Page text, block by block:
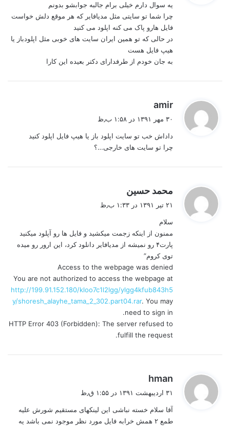
:
یه سوال دارم خیلی برام جالبه جوابشو بدونم
چرا شما تو سایتی مثل مدیافایر که هر موقع دلش خواست
فایل هارو پاک می کنه اپلود می کنید
در حالی که تو همین ایران سایت های خوبی مثل اپلودباز یا
هیپ فایل هست
به جان خودم از طرفدارای دکتر بعیده این کارا
amir
:
۳۰ مهر ۱۳۹۱ در ۱:۵۸ ب٫ظ
داداش خب تو سایت اپلود باز یا هیپ فایل اپلود کنید
چرا تو سایت های خارجی…؟
محمد حسین
۲۱ تیر ۱۳۹۱ در ۱:۳۳ ب٫ظ
سلام
ممنون از اینکه زجمت میکشید و فایل ها رو آپلود میکنید
پارت۴ رو نمیشه از مدیافایر دانلود کرد، این ارور رو میده
توی کروم”
Access to the webpage was denied
You are not authorized to access the webpage at
http://199.91.152.180/kloo7c1l2lgg/ylgg4kfub843h5
y/shoresh_alayhe_tama_2_302.part04.rar. You may
need to sign in.
HTTP Error 403 (Forbidden): The server refused to
fulfill the request.
hman
:
۳۱ اردیبهشت ۱۳۹۱ در ۱:۵۵ ق٫ظ
آقا سلام خسته نباشی این لینکهای مستقیم شورش علیه
طمع ۲ همش خرابه فایل مورد نظر موجود نمی باشد یه